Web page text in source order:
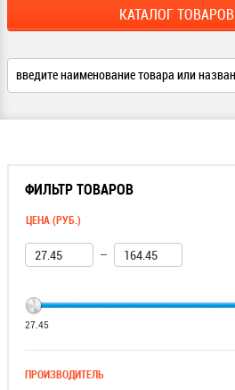
КАТАЛОГ ТОВАРОВ
ФИЛЬТР ТОВАРОВ
ЦЕНА (РУБ.)
—
27.45
ПРОИЗВОДИТЕЛЬ